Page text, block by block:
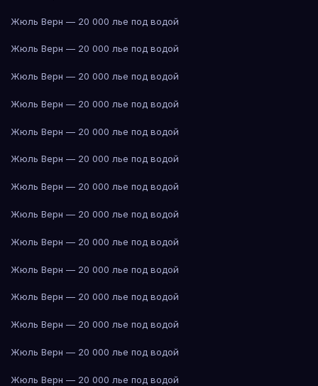
Жюль Верн — 20 000 лье под водой
Жюль Верн — 20 000 лье под водой
Жюль Верн — 20 000 лье под водой
Жюль Верн — 20 000 лье под водой
Жюль Верн — 20 000 лье под водой
Жюль Верн — 20 000 лье под водой
Жюль Верн — 20 000 лье под водой
Жюль Верн — 20 000 лье под водой
Жюль Верн — 20 000 лье под водой
Жюль Верн — 20 000 лье под водой
Жюль Верн — 20 000 лье под водой
Жюль Верн — 20 000 лье под водой
Жюль Верн — 20 000 лье под водой
Жюль Верн — 20 000 лье под водой